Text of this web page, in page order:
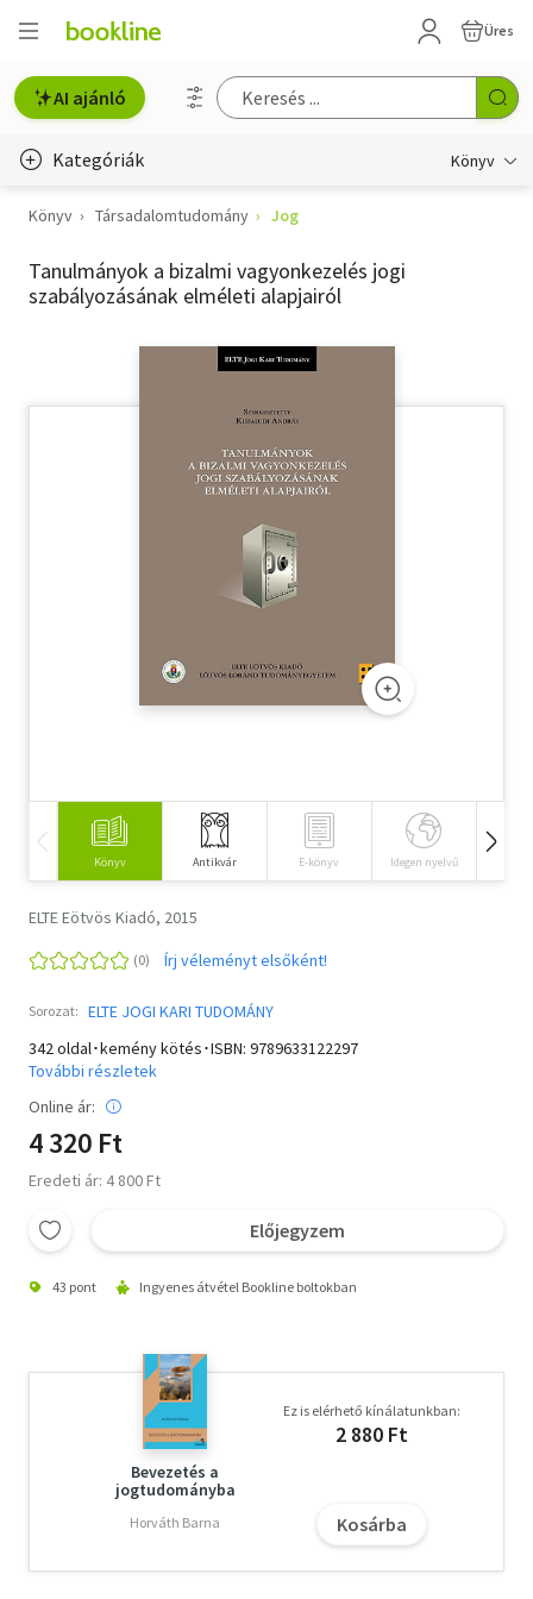
Üres
AI ajánló
Kategóriák Könyv
Életmód, egészség
Erotika
Társadalomtudomány
Könyv Társadalomtudomány Jog
Tanulmányok a bizalmi vagyonkezelés jogi
szabályozásának elméleti alapjairól
Könyv Antikvár E-könyv Idegen nyelvű
ELTE Eötvös Kiadó, 2015
Írj véleményt elsőként!
Sorozat: ELTE JOGI KARI TUDOMÁNY
342 oldal･kemény kötés･ISBN: 9789633122297
További részletek
Online ár:
4 320 Ft
Eredeti ár: 4 800 Ft
Előjegyzem
43 pont Ingyenes átvétel Bookline boltokban
Bevezetés a
jogtudományba
Horváth Barna
Ez is elérhető kínálatunkban:
2 880 Ft
Kosárba